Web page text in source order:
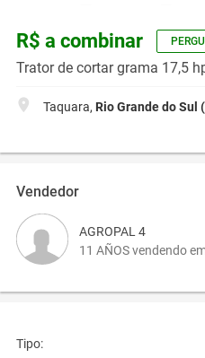
R$ a combinar
Trator de cortar grama 17,5
Taquara, Rio Grande do Sul
Vendedor
AGROPAL 4
11 AÑOS vendendo
Tipo: